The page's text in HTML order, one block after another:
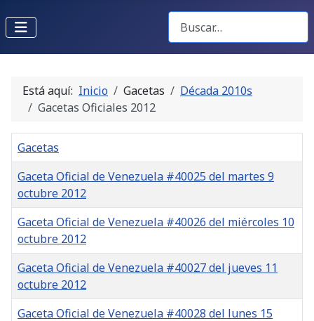
Buscar Gacetas
Está aquí: Inicio Gacetas
Década 2010s
Gacetas Oficiales 2012
Gacetas
Gaceta Oficial de Venezuela #40025 del martes 9
octubre 2012
Gaceta Oficial de Venezuela #40026 del miércoles 10
octubre 2012
Gaceta Oficial de Venezuela #40027 del jueves 11
octubre 2012
Gaceta Oficial de Venezuela #40028 del lunes 15